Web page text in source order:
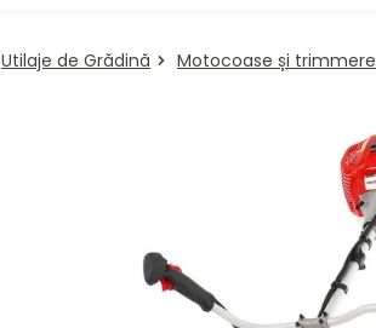
Utilaje de Grădină Motocoase și trimmere